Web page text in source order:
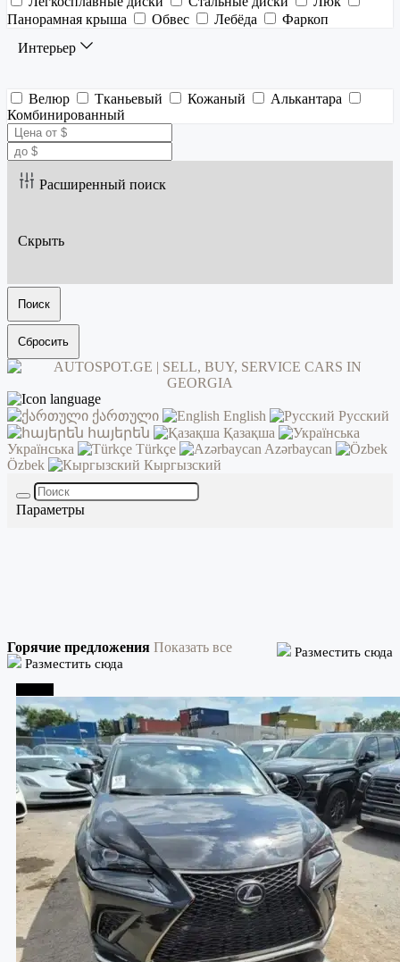
Панорамная крыша
Обвес Лебёда
Фаркоп
Интерьер
Велюр Тканьевый Кожаный
Алькантара
Комбинированный
Расширенный поиск
Скрыть
Поиск
Сбросить
ქართული English
Русский
հայերեն
Қазақша
Українська
Türkçe
Azərbaycan
Özbek
Кыргызский
Параметры
Горячие предложения Показать все
Разместить сюда
Разместить сюда